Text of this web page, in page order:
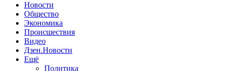
Новости
Общество
Экономика
Происшествия
Видео
Дзен.Новости
Ещё
Политика